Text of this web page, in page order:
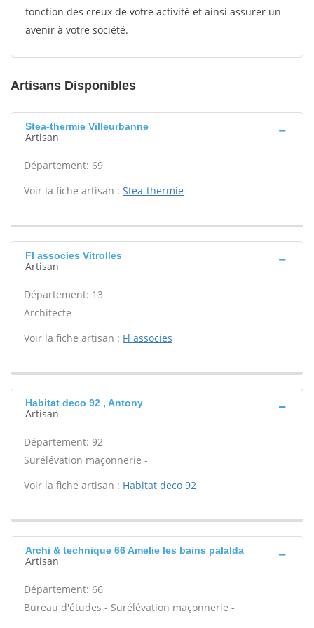
fonction des creux de votre activité et ainsi assurer un
avenir à votre société.
Artisans Disponibles
Stea-thermie Villeurbanne
Artisan
Département: 69
Voir la fiche artisan : Stea-thermie
Fl associes Vitrolles
Artisan
Département: 13
Architecte -
Voir la fiche artisan : Fl associes
Habitat deco 92 , Antony
Artisan
Département: 92
Surélévation maçonnerie -
Voir la fiche artisan : Habitat deco 92
Archi & technique 66 Amelie les bains palalda
Artisan
Département: 66
Bureau d'études - Surélévation maçonnerie -